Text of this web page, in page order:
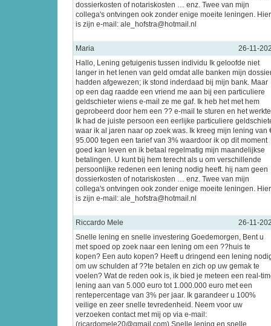
dossierkosten of notariskosten … enz. Twee van mijn
collega's ontvingen ook zonder enige moeite leningen. Hier
is zijn e-mail: ale_hofstra@hotmail.nl
Maria
26-11-
Hallo, Lening getuigenis tussen individu Ik geloofde niet
langer in het lenen van geld omdat alle banken mijn
hadden afgewezen; ik stond inderdaad bij mijn bank. Maar
op een dag raadde een vriend me aan bij een particuliere
geldschieter wiens e-mail ze me gaf. Ik heb het met hem
geprobeerd door hem een ?? e-mail te sturen en het
Ik had de juiste persoon een eerlijke particuliere
waar ik al jaren naar op zoek was. Ik kreeg mijn lening van
95.000 tegen een tarief van 3% waardoor ik op dit moment
goed kan leven en ik betaal regelmatig mijn maandelijkse
betalingen. U kunt bij hem terecht als u om verschillende
persoonlijke redenen een lening nodig heeft. hij nam geen
dossierkosten of notariskosten … enz. Twee van mijn
collega's ontvingen ook zonder enige moeite leningen. Hier
is zijn e-mail: ale_hofstra@hotmail.nl
Riccardo Mele
26-11-
Snelle lening en snelle investering Goedemorgen, Bent u
met spoed op zoek naar een lening om een ??huis te
kopen? Een auto kopen? Heeft u dringend een lening
om uw schulden af ??te betalen en zich op uw gemak te
voelen? Wat de reden ook is, ik bied je meteen een real-
lening aan van 5.000 euro tot 1.000.000 euro met een
rentepercentage van 3% per jaar. Ik garandeer u 100%
veilige en zeer snelle tevredenheid. Neem voor uw
verzoeken contact met mij op via e-mail:
(ricardomele20@gmail.com) Snelle lening en snelle